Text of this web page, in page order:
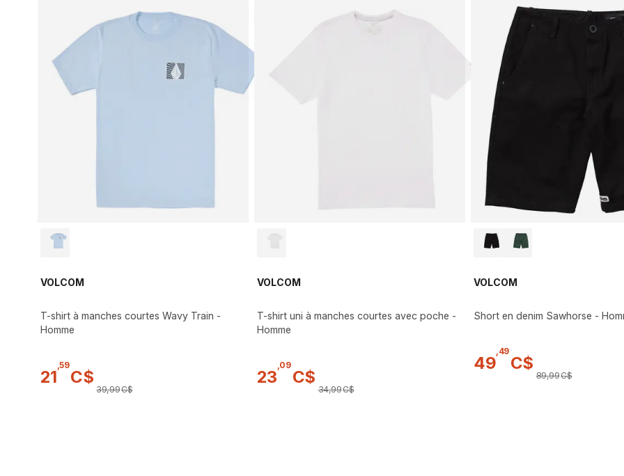
VOLCOM
T-shirt à manches courtes Wavy Train -
Homme
21
,59
C$
39,99C$
VOLCOM
T-shirt uni à manches courtes avec poche -
Homme
23
09
C$
34,99C$
VOLCOM
Short en denim Sawhorse -
49
49
C$
89,99C$